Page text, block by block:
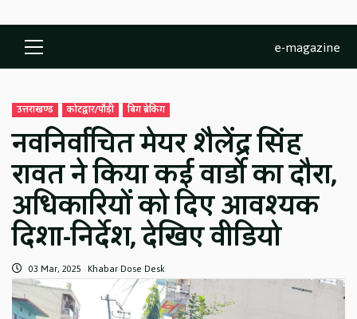
Primary
Menu
e-magazine
उत्तराखण्ड कोटद्वार/पौड़ी बिग ब्रेकिंग
नवनिर्वाचित मेयर शैलेंद्र सिंह
रावत ने किया कई वार्डो का दौरा,
अधिकारियों को दिए आवश्यक
दिशा-निर्देश, देखिए वीडियो
03 Mar, 2025 Khabar Dose Desk